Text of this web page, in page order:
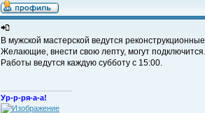
В мужской мастерской ведутся
Желающие, внести свою лепту, могут подключится.
Работы ведутся каждую субботу с 15:00.
Ур-р-ря-а-а!